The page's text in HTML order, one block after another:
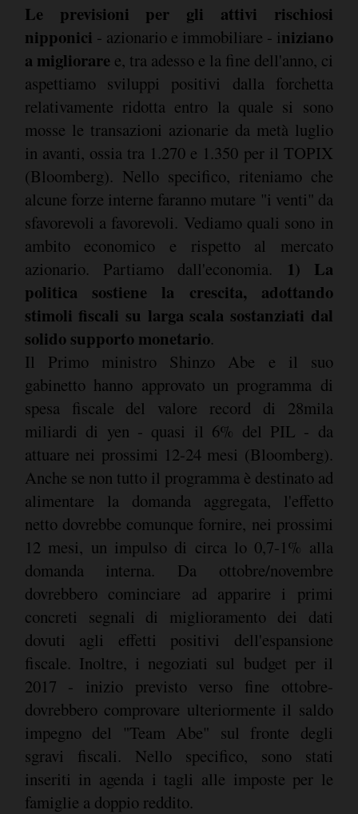
Le previsioni per gli attivi rischiosi
nipponici - azionario e immobiliare - iniziano
a migliorare e, tra adesso e la fine dell'anno, ci
aspettiamo sviluppi positivi dalla forchetta
relativamente ridotta entro la quale si sono
mosse le transazioni azionarie da metà luglio
in avanti, ossia tra 1.270 e 1.350 per il TOPIX
(Bloomberg). Nello specifico, riteniamo che
alcune forze interne faranno mutare "i venti" da
sfavorevoli a favorevoli. Vediamo quali sono in
ambito economico e rispetto al mercato
azionario. Partiamo dall'economia.
1) La
politica sostiene la crescita, adottando
stimoli fiscali su larga scala sostanziati dal
solido supporto monetario.
Il Primo ministro Shinzo Abe e il suo
gabinetto hanno approvato un programma di
spesa fiscale del valore record di 28mila
miliardi di yen - quasi il 6% del PIL - da
attuare nei prossimi 12-24 mesi (Bloomberg).
Anche se non tutto il programma è destinato ad
alimentare la domanda aggregata, l'effetto
netto dovrebbe comunque fornire, nei prossimi
12 mesi, un impulso di circa lo 0,7-1% alla
domanda interna. Da ottobre/novembre
dovrebbero cominciare ad apparire i primi
concreti segnali di miglioramento dei dati
dovuti agli effetti positivi dell'espansione
fiscale. Inoltre, i negoziati sul budget per il
2017 - inizio previsto verso fine ottobre-
dovrebbero comprovare ulteriormente il saldo
impegno del "Team Abe" sul fronte degli
sgravi fiscali. Nello specifico, sono stati
inseriti in agenda i tagli alle imposte per le
famiglie a doppio reddito.